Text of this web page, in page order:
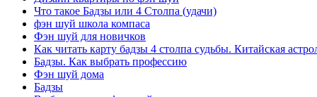
Что такое Бадзы или 4 Столпа (удачи)
фэн шуй школа компаса
Фэн шуй для новичков
Как читать карту бадзы 4 столпа судьбы. Китайская
Бадзы. Как выбрать профессию
Фэн шуй дома
Бадзы